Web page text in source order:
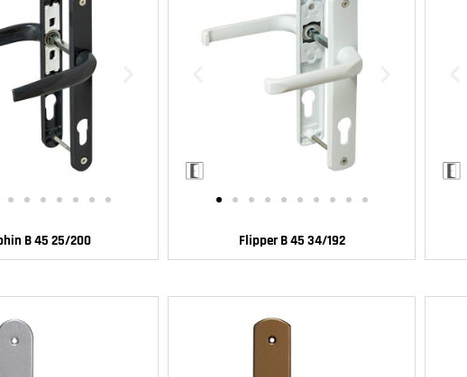
B 45 25/200 Flipper B 45 34/192